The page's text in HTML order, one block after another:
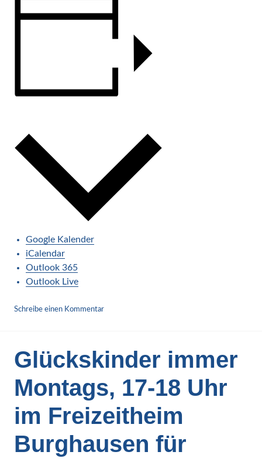
Google Kalender
iCalendar
Outlook 365
Outlook Live
Schreibe einen Kommentar
Glückskinder immer
Montags, 17-18 Uhr
im Freizeitheim
Burghausen für